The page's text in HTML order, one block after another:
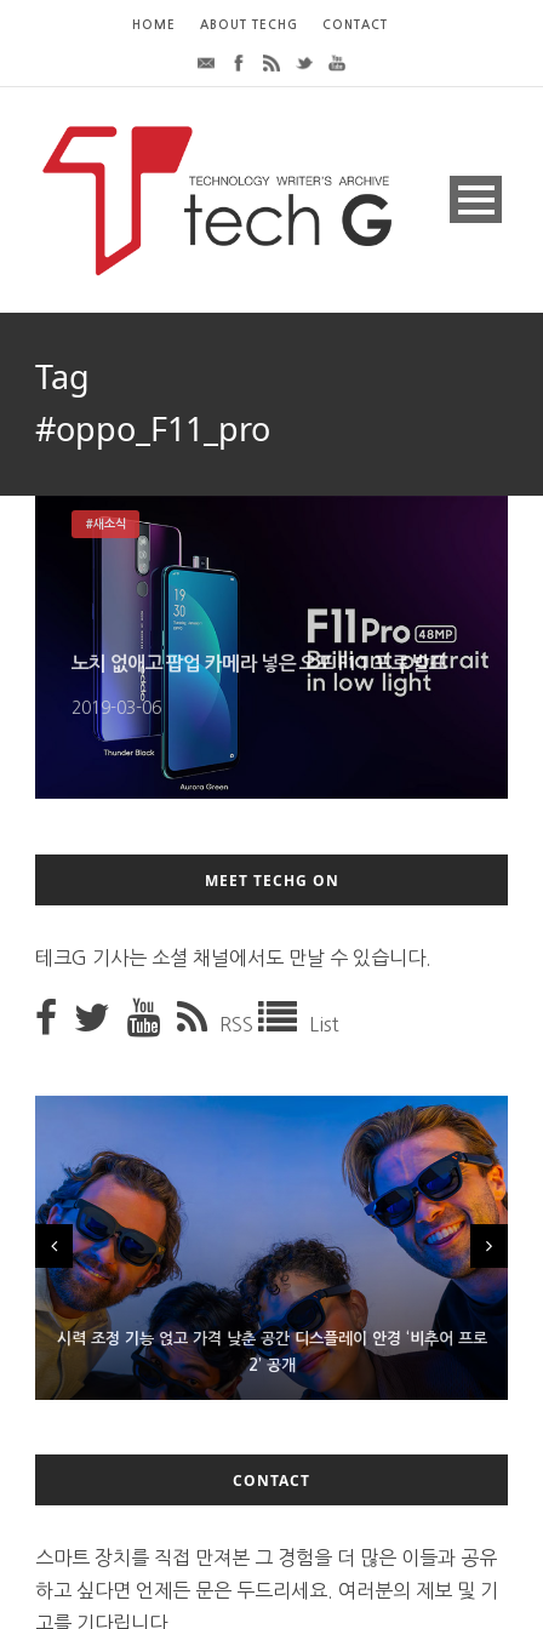
HOME ABOUT TECHG CONTACT
Tag
#oppo_F11_pro
노치 없애고 팝업 카메라 넣은 오포 F11 프로 발표
2019-03-06
#새소식
MEET TECHG ON
테크G 기사는 소셜 채널에서도 만날 수 있습니다.
RSS List
시력 조정 기능 얹고 가격 낮춘 공간 디스플레이 안경 ‘비추어 프로
2’ 공개
D램 부족에 10억달러어치 아이폰18 프로세서 패키징 대기 중
300~400달러 반지형 스피커 준비하는 오픈AI
CONTACT
스마트 장치를 직접 만져본 그 경험을 더 많은 이들과 공유
하고 싶다면 언제든 문은 두드리세요. 여러분의 제보 및 기
고를 기다립니다.